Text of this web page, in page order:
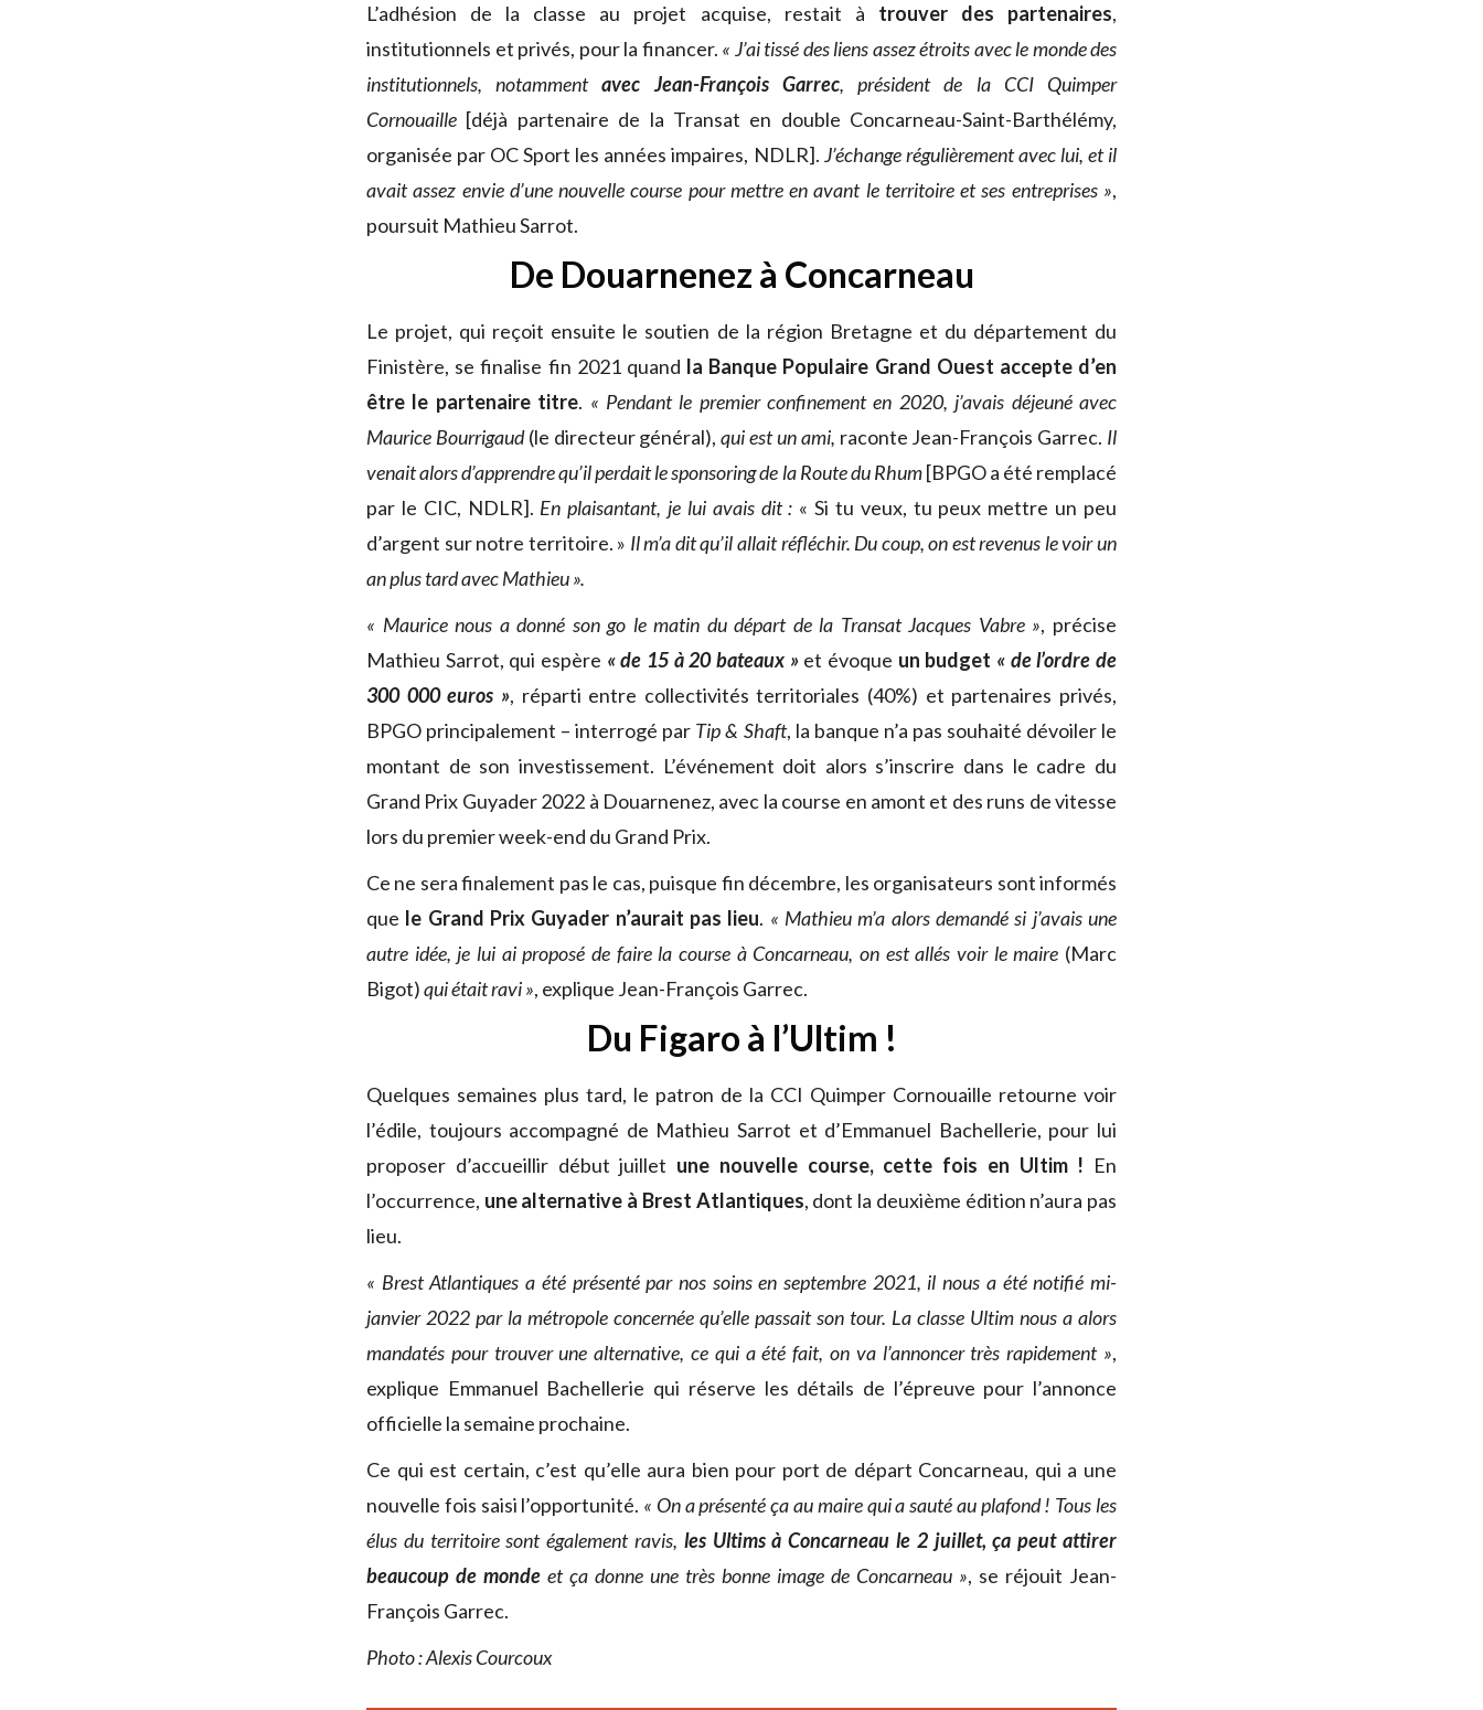
L’adhésion de la classe au projet acquise, restait à trouver des partenaires,
institutionnels et privés, pour la financer. « J’ai tissé des liens assez étroits avec le monde des
institutionnels, notammentavec Jean-François Garrec, président de la CCI Quimper
Cornouaille [déjà partenaire de la Transat en double Concarneau-Saint-Barthélémy,
organisée par OC Sport les années impaires, NDLR]. J’échange régulièrement avec lui, et il
avait assez envie d’une nouvelle course pour mettre en avant le territoire et ses entreprises »,
poursuit Mathieu Sarrot.
De Douarnenez à Concarneau
Le projet, qui reçoit ensuite le soutien de la région Bretagne et du département du
Finistère, se finalise fin 2021 quand la Banque Populaire Grand Ouest accepte d’en
être le partenaire titre. « Pendant le premier confinement en 2020, j’avais déjeuné avec
Maurice Bourrigaud(le directeur général), qui est un ami, raconte Jean-François Garrec. Il
venait alors d’apprendre qu’il perdait le sponsoring de la Route du Rhum[BPGO a été remplacé
par le CIC, NDLR]. En plaisantant, je lui avais dit : « Si tu veux, tu peux mettre un peu
d’argent sur notre territoire. » Il m’a dit qu’il allait réfléchir. Du coup, on est revenus le voir un
an plus tard avec Mathieu ».
« Maurice nous a donné son go le matin du départ de la Transat Jacques Vabre », précise
Mathieu Sarrot, qui espère « de 15 à 20 bateaux »et évoque un budget « de l’ordre de
300 000 euros », réparti entre collectivités territoriales (40%) et partenaires privés,
BPGO principalement – interrogé par Tip & Shaft, la banque n’a pas souhaité dévoiler le
montant de son investissement. L’événement doit alors s’inscrire dans le cadre du
Grand Prix Guyader 2022 à Douarnenez, avec la course en amont et des runs de vitesse
lors du premier week-end du Grand Prix.
Ce ne sera finalement pas le cas, puisque fin décembre, les organisateurs sont informés
que le Grand Prix Guyader n’aurait pas lieu. « Mathieu m’a alors demandé si j’avais une
autre idée, je lui ai proposé de faire la course à Concarneau, on est allés voir le maire (Marc
Bigot)qui était ravi », explique Jean-François Garrec.
Du Figaro à l’Ultim !
Quelques semaines plus tard, le patron de la CCI Quimper Cornouaille retourne voir
l’édile, toujours accompagné de Mathieu Sarrot et d’Emmanuel Bachellerie, pour lui
proposer d’accueillir début juillet une nouvelle course, cette fois en Ultim ! En
l’occurrence, une alternative à Brest Atlantiques, dont la deuxième édition n’aura pas
lieu.
« Brest Atlantiques a été présenté par nos soins en septembre 2021, il nous a été notifié mi-
janvier 2022 par la métropole concernée qu’elle passait son tour. La classe Ultim nous a alors
mandatés pour trouver une alternative, ce qui a été fait, on va l’annoncer très rapidement »,
explique Emmanuel Bachellerie qui réserve les détails de l’épreuve pour l’annonce
officielle la semaine prochaine.
Ce qui est certain, c’est qu’elle aura bien pour port de départ Concarneau, qui a une
nouvelle fois saisi l’opportunité. « On a présenté ça au maire qui a sauté au plafond ! Tous les
élus du territoire sont également ravis, les Ultims à Concarneau le 2 juillet, ça peut attirer
beaucoup de monde et ça donne une très bonne image de Concarneau », se réjouit Jean-
François Garrec.
Photo : Alexis Courcoux